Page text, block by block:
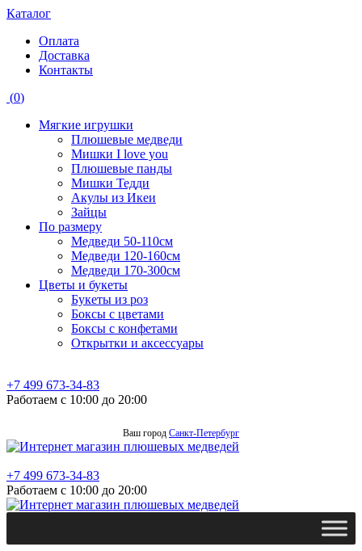
Каталог
Оплата
Доставка
Контакты
(0)
Мягкие игрушки
Плюшевые медведи
Мишки I love you
Плюшевые панды
Мишки Тедди
Акулы из Икеи
Зайцы
По размеру
Медведи 50-110см
Медведи 120-160см
Медведи 170-300см
Цветы и букеты
Букеты из роз
Боксы с цветами
Боксы с конфетами
Открытки и аксессуары
+7 499 673-34-83
Работаем с 10:00 до 20:00
Ваш город Санкт-Петербург
+7 499 673-34-83
Работаем с 10:00 до 20:00